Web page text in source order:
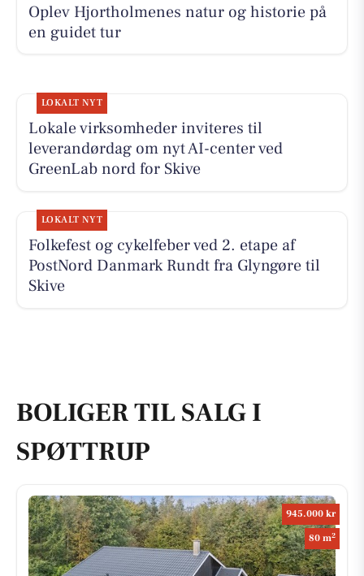
Oplev Hjortholmenes natur og historie på
en guidet tur
LOKALT NYT
Lokale virksomheder inviteres til
leverandørdag om nyt AI-center ved
GreenLab nord for Skive
LOKALT NYT
Folkefest og cykelfeber ved 2. etape af
PostNord Danmark Rundt fra Glyngøre til
Skive
BOLIGER TIL SALG I
SPØTTRUP
945.000 kr
80 m2